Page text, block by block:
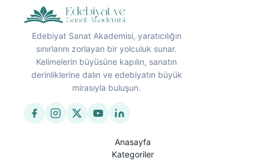
Edebiyat Sanat Akademisi, yaratıcılığın
sınırlarını zorlayan bir yolculuk sunar.
Kelimelerin büyüsüne kapılın, sanatın
derinliklerine dalın ve edebiyatın büyük
mirasıyla buluşun.
Anasayfa
Kategoriler